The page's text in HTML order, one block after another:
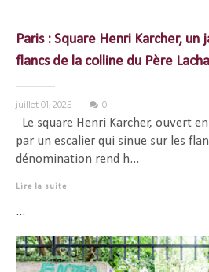
Paris : Square Henri Karcher, un
flancs de la colline du Père
juillet 01, 2025 0
Le square Henri Karcher, ouvert
par un escalier qui sinue sur les
dénomination rend h...
Lire la suite
...